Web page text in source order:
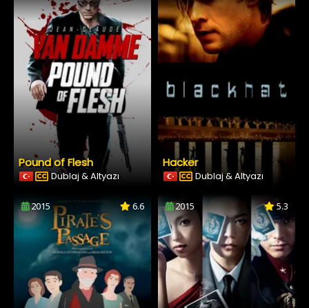
Pound of Flesh
Dublaj & Altyazı
Hacker
Dublaj & Altyazı
2015 6.6 2015 5.3